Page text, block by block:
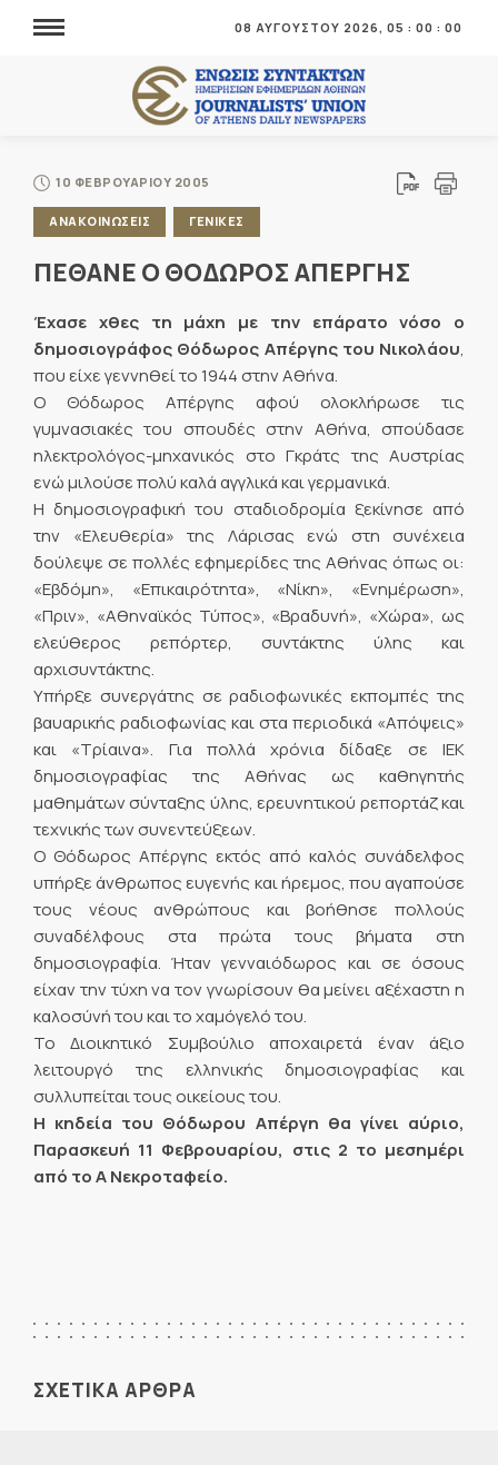
08 ΑΥΓΟΥΣΤΟΥ 2026, 05 : 00 : 01
10 ΦΕΒΡΟΥΑΡΙΟΥ 2005
ΑΝΑΚΟΙΝΩΣΕΙΣ ΓΕΝΙΚΕΣ
ΠΕΘΑΝΕ Ο ΘΟΔΩΡΟΣ ΑΠΕΡΓΗΣ
Έχασε χθες τη μάχη με την επάρατο νόσο ο
δημοσιογράφος Θόδωρος Απέργης του Νικολάου,
που είχε γεννηθεί το 1944 στην Αθήνα.
Ο Θόδωρος Απέργης αφού ολοκλήρωσε τις
γυμνασιακές του σπουδές στην Αθήνα, σπούδασε
ηλεκτρολόγος-μηχανικός στο Γκράτς της Αυστρίας
ενώ μιλούσε πολύ καλά αγγλικά και γερμανικά.
Η δημοσιογραφική του σταδιοδρομία ξεκίνησε από
την «Ελευθερία» της Λάρισας ενώ στη συνέχεια
δούλεψε σε πολλές εφημερίδες της Αθήνας όπως οι:
«Εβδόμη», «Επικαιρότητα», «Νίκη», «Ενημέρωση»,
«Πριν», «Αθηναϊκός Τύπος», «Βραδυνή», «Χώρα», ως
ελεύθερος ρεπόρτερ, συντάκτης ύλης και
αρχισυντάκτης.
Υπήρξε συνεργάτης σε ραδιοφωνικές εκπομπές της
βαυαρικής ραδιοφωνίας και στα περιοδικά «Απόψεις»
και «Τρίαινα». Για πολλά χρόνια δίδαξε σε ΙΕΚ
δημοσιογραφίας της Αθήνας ως καθηγητής
μαθημάτων σύνταξης ύλης, ερευνητικού ρεπορτάζ και
τεχνικής των συνεντεύξεων.
Ο Θόδωρος Απέργης εκτός από καλός συνάδελφος
υπήρξε άνθρωπος ευγενής και ήρεμος, που αγαπούσε
τους νέους ανθρώπους και βοήθησε πολλούς
συναδέλφους στα πρώτα τους βήματα στη
δημοσιογραφία. Ήταν γενναιόδωρος και σε όσους
είχαν την τύχη να τον γνωρίσουν θα μείνει αξέχαστη η
καλοσύνή του και το χαμόγελό του.
Το Διοικητικό Συμβούλιο αποχαιρετά έναν άξιο
λειτουργό της ελληνικής δημοσιογραφίας και
συλλυπείται τους οικείους του.
Η κηδεία του Θόδωρου Απέργη θα γίνει αύριο,
Παρασκευή 11 Φεβρουαρίου, στις 2 το μεσημέρι
από το Α Νεκροταφείο.
ΣΧΕΤΙΚΑ ΑΡΘΡΑ